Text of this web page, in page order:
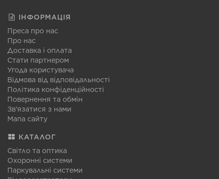
ІНФОРМАЦІЯ
Преса про нас
Про нас
Доставка і оплата
Стати партнером
Угода користувача
Відмова від відповідальності
Політика конфіденційності
Повернення та обмін
Зв'язатися з нами
Мапа сайту
КАТАЛОГ
Світло та оптика
Охоронні системи
Паркувальні системи